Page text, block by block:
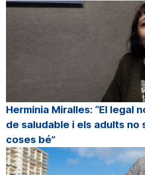
Herminia Miralles: “El legal
de saludable i els adults no
coses bé”